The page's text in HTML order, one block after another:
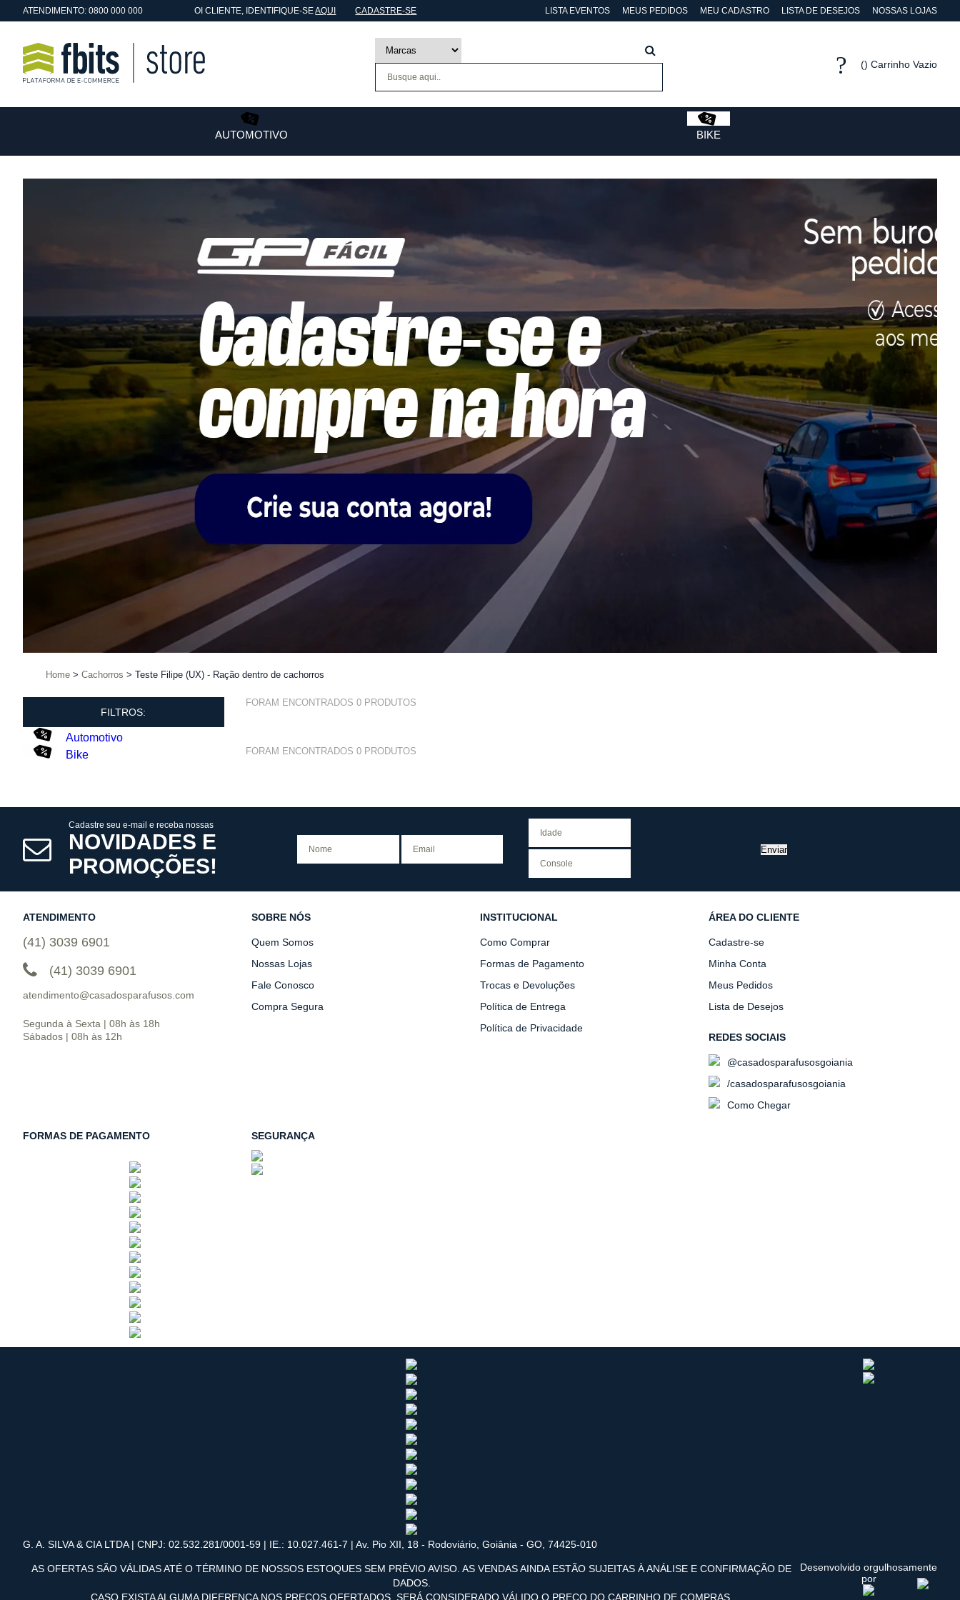
ATENDIMENTO: 0800 000 000 OICLIENTE, IDENTIFIQUE-SEAQUI CADASTRE-SE LISTA EVENTOS MEUS PEDIDOS MEU CADASTRO LISTA DE DESEJOS NOSSAS LOJAS
Carrinho Vazio
AUTOMOTIVO BIKE
Home Cachorros Teste Filipe (UX) - Ração dentro de cachorros
FILTROS:
Automotivo
Bike
FORAM ENCONTRADOS 0PRODUTOS
FORAM ENCONTRADOS 0PRODUTOS
Cadastre seu e-mail e receba nossas
NOVIDADES E
PROMOÇÕES!
Enviar
ATENDIMENTO
(41) 3039 6901
(41) 3039 6901
atendimento@casadosparafusos.com
Segunda à Sexta | 08h às 18h
Sábados | 08h às 12h
SOBRE NÓS
Quem Somos
Nossas Lojas
Fale Conosco
Compra Segura
INSTITUCIONAL
Como Comprar
Formas de Pagamento
Trocas e Devoluções
Política de Entrega
Política de Privacidade
ÁREA DO CLIENTE
Cadastre-se
Minha Conta
Meus Pedidos
Lista de Desejos
REDES SOCIAIS
@casadosparafusosgoiania
/casadosparafusosgoiania
Como Chegar
FORMAS DE PAGAMENTO SEGURANÇA
G. A. SILVA & CIA LTDA | CNPJ: 02.532.281/0001-59 | IE.: 10.027.461-7 | Av. Pio XII, 18 - Rodoviário, Goiânia - GO, 74425-010
AS OFERTAS SÃO VÁLIDAS ATÉ O TÉRMINO DE NOSSOS ESTOQUES SEM PRÉVIO AVISO. AS VENDAS AINDA ESTÃO SUJEITAS À ANÁLISE E CONFIRMAÇÃO DE
DADOS.
CASO EXISTA ALGUMA DIFERENÇA NOS PREÇOS OFERTADOS, SERÁ CONSIDERADO VÁLIDO O PREÇO DO CARRINHO DE COMPRAS.
Desenvolvido orgulhosamente
por